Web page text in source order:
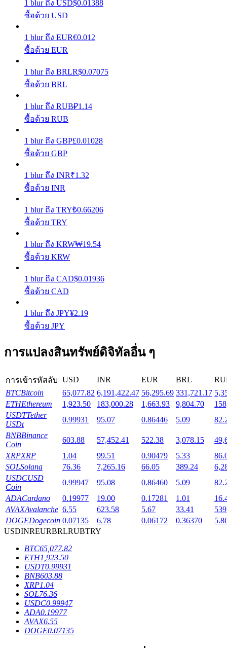
รับรางวัลการแข่งขันทุกวัน
ผลตอบแทนสูงและเข้าถึงได้ทันที
Launchpool
การล็อค BTR
การลงทุนพิเศษสำหรับผู้ถือ BTR
เงินกู้
บริการยืมเงินที่ได้รับการสนับสนุนจาก Crypto
ลงทุนอัตโนมัติ
1 blur ถึง USD$0.01388
ซื้อด้วย USD
1 blur ถึง EUR€0.012
ซื้อด้วย EUR
1 blur ถึง BRLR$0.07075
ซื้อด้วย BRL
1 blur ถึง RUB₽1.14
ซื้อด้วย RUB
1 blur ถึง GBP£0.01028
ซื้อด้วย GBP
1 blur ถึง INR₹1.32
ซื้อด้วย INR
1 blur ถึง TRY₺0.66206
ซื้อด้วย TRY
1 blur ถึง KRW₩19.54
ซื้อด้วย KRW
1 blur ถึง CAD$0.01936
ซื้อด้วย CAD
1 blur ถึง JPY¥2.19
ซื้อด้วย JPY
การแปลงสินทรัพย์ดิจิทัลอื่น ๆ
การเข้ารหัสลับ USD INR EUR BRL
BTCBitcoin 65,077.82 6,191,422.47 56,295.69 331,721.17
ETHEthereum 1,923.50 183,000.28 1,663.93 9,804.70
USDTTether
USDt
0.99931 95.07 0.86446 5.09
BNBBinance
Coin
603.88 57,452.41 522.38 3,078.15
XRPXRP 1.04 99.51 0.90479 5.33
SOLSolana 76.36 7,265.16 66.05 389.24
USDCUSD
Coin
0.99947 95.08 0.86460 5.09
ADACardano 0.19977 19.00 0.17281 1.01
AVAXAvalanche 6.55 623.58 5.67 33.41
DOGEDogecoin 0.07135 6.78 0.06172 0.36370
USDINREURBRLRUBTRY
BTC65,077.82
ETH1,923.50
USDT0.99931
BNB603.88
XRP1.04
SOL76.36
USDC0.99947
ADA0.19977
AVAX6.55
DOGE0.07135